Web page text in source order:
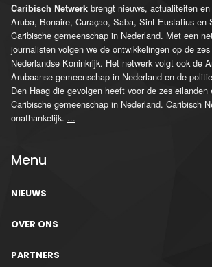
Caribisch Netwerk brengt nieuws, actualiteiten
Aruba, Bonaire, Curaçao, Saba, Sint Eustatius en
Caribische gemeenschap in Nederland. Met een
journalisten volgen we de ontwikkelingen op de
Nederlandse Koninkrijk. Het netwerk volgt ook de
Arubaanse gemeenschap in Nederland en de
Den Haag die gevolgen heeft voor de zes eilanden
Caribische gemeenschap in Nederland. Caribisch
onafhankelijk. ...
Menu
NIEUWS
OVER ONS
PARTNERS